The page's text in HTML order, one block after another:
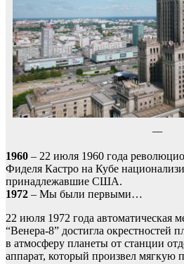
—
1960 – 22 июля 1960 года
Фиделя Кастро на Кубе
принадлежавшие США.
1972 – Мы были первыми…
22 июля 1972 года автоматическая
“Венера-8” достигла окрестностей
в атмосферу планеты от станции
аппарат, который произвел мягкую